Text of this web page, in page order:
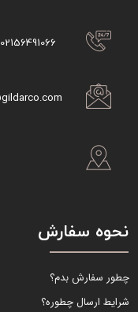
02156491066
نحوه سفارش
چطور سفارش بدم؟
شرایط ارسال چطوره؟